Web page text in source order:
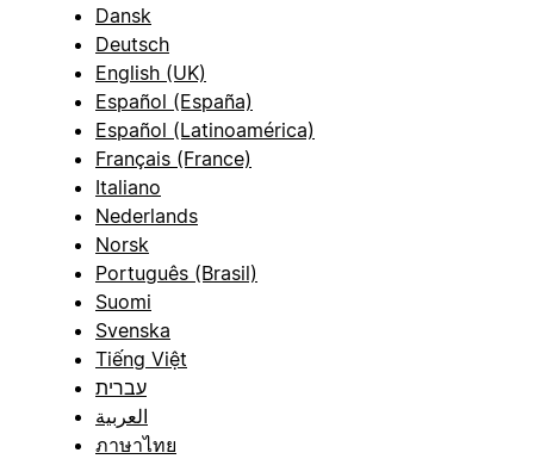
Dansk
Deutsch
English (UK)
Español (España)
Español (Latinoamérica)
Français (France)
Italiano
Nederlands
Norsk
Português (Brasil)
Suomi
Svenska
Tiếng Việt
עברית
العربية
ภาษาไทย